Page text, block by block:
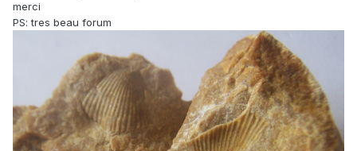
merci
PS: tres beau forum